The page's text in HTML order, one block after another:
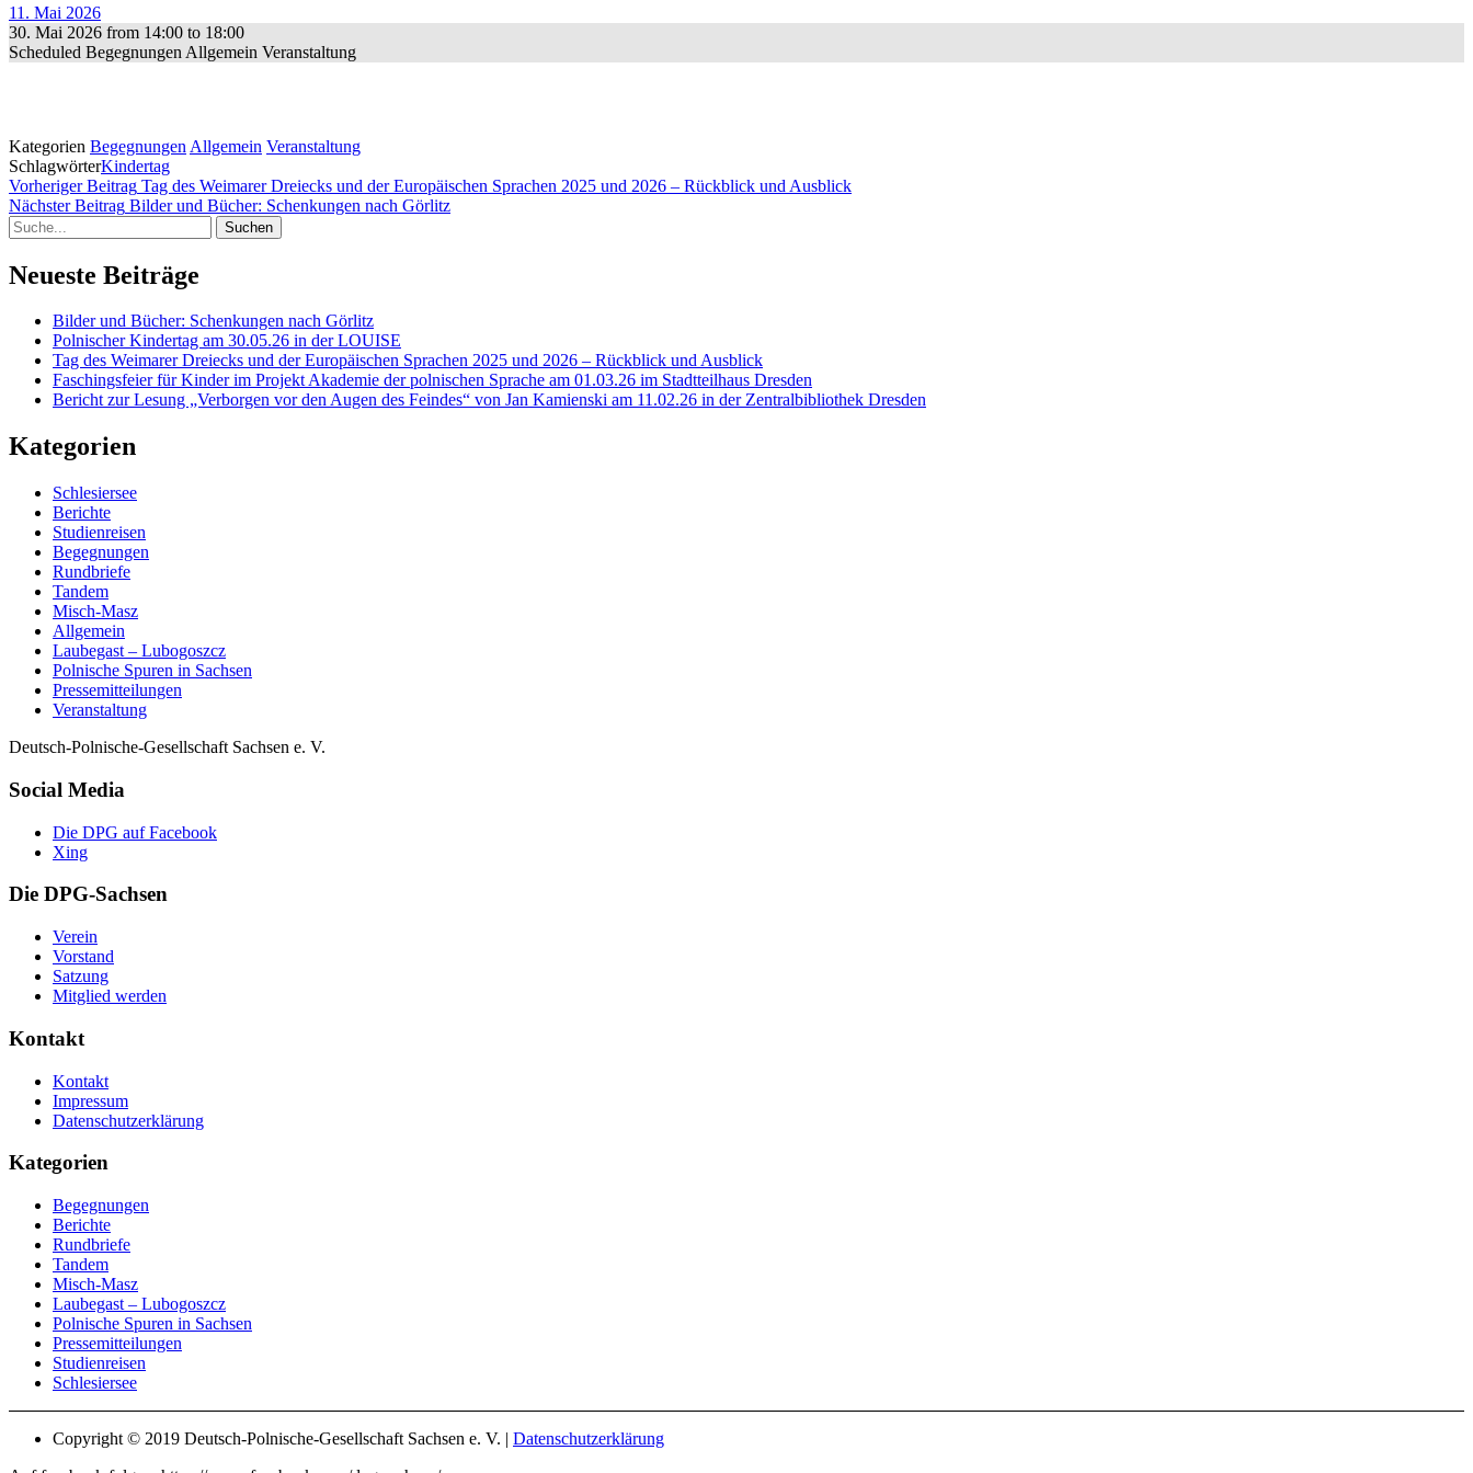
11. Mai 2026
30. Mai 2026 from 14:00 to 18:00
Scheduled Begegnungen Allgemein Veranstaltung
Kategorien Begegnungen Allgemein Veranstaltung
SchlagwörterKindertag
Beitragsnavigation
Vorheriger Beitrag Tag des Weimarer Dreiecks und der Europäischen Sprachen 2025 und 2026 – Rückblick und AusblickVorheriger
Nächster Beitrag Bilder und Bücher: Schenkungen nach GörlitzNächster
Suche
Neueste Beiträge
Bilder und Bücher: Schenkungen nach Görlitz
Polnischer Kindertag am 30.05.26 in der LOUISE
Tag des Weimarer Dreiecks und der Europäischen Sprachen 2025 und 2026 – Rückblick und Ausblick
Faschingsfeier für Kinder im Projekt Akademie der polnischen Sprache am 01.03.26 im Stadtteilhaus Dresden
Bericht zur Lesung „Verborgen vor den Augen des Feindes“ von Jan Kamienski am 11.02.26 in der Zentralbibliothek Dresden
Kategorien
Schlesiersee
Berichte
Studienreisen
Begegnungen
Rundbriefe
Tandem
Misch-Masz
Allgemein
Laubegast – Lubogoszcz
Polnische Spuren in Sachsen
Pressemitteilungen
Veranstaltung
Deutsch-Polnische-Gesellschaft Sachsen e. V.
Social Media
Die DPG auf Facebook
Xing
Die DPG-Sachsen
Verein
Vorstand
Satzung
Mitglied werden
Kontakt
Kontakt
Impressum
Datenschutzerklärung
Kategorien
Begegnungen
Berichte
Rundbriefe
Tandem
Misch-Masz
Laubegast – Lubogoszcz
Polnische Spuren in Sachsen
Pressemitteilungen
Studienreisen
Schlesiersee
Copyright © 2019 Deutsch-Polnische-Gesellschaft Sachsen e. V. | Datenschutzerklärung